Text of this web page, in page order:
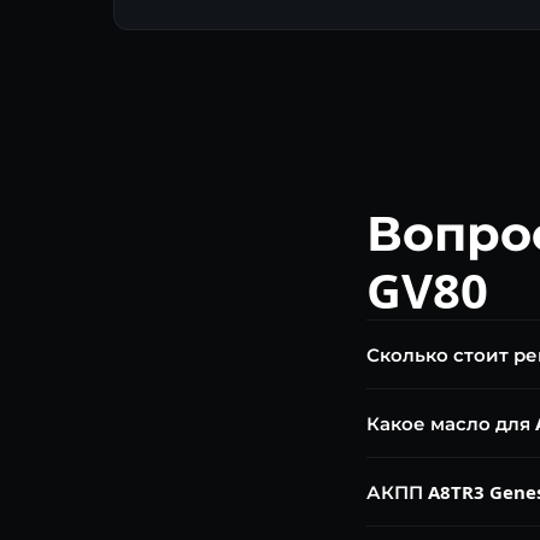
GV80
Сколько стоит
ремонт от 35 000 ₽.
Какое масло для
АКПП A8TR3